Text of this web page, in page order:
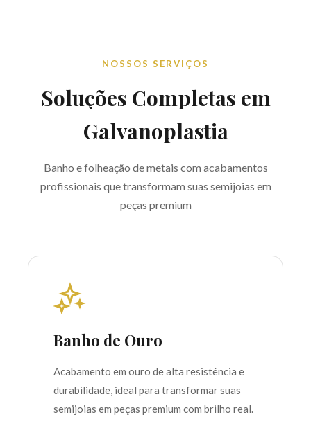
NOSSOS SERVIÇOS
Soluções Completas em
Galvanoplastia
Banho e folheação de metais com acabamentos
profissionais que transformam suas semijoias em
peças premium
Banho de Ouro
Acabamento em ouro de alta resistência e
durabilidade, ideal para transformar suas
semijoias em peças premium com brilho real.